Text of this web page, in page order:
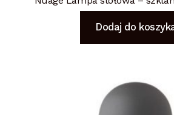
Dodaj do